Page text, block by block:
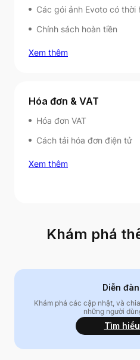
Các gói ảnh Evoto có thời
Chính sách hoàn tiền
Xem thêm
Hóa đơn & VAT
Hóa đơn VAT
Cách tải hóa đơn điện tử
Xem thêm
Khám phá
Diễn
Khám phá các cập nhật, và
những người
Tìm